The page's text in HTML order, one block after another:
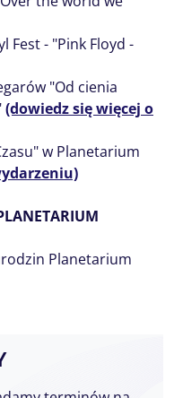
Fest - "Pink Floyd -
"Od cienia
(dowiedz się więcej o
w Planetarium
Planetarium